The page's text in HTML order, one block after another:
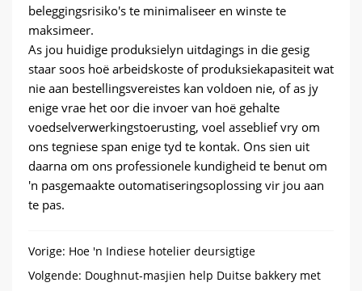
beleggingsrisiko's te minimaliseer en winste te
maksimeer.
As jou huidige produksielyn uitdagings in die gesig
staar soos hoë arbeidskoste of produksiekapasiteit wat
nie aan bestellingsvereistes kan voldoen nie, of as jy
enige vrae het oor die invoer van hoë gehalte
voedselverwerkingstoerusting, voel asseblief vry om
ons tegniese span enige tyd te kontak. Ons sien uit
daarna om ons professionele kundigheid te benut om
'n pasgemaakte outomatiseringsoplossing vir jou aan
te pas.
Vorige: Hoe 'n Indiese hotelier deursigtige
ysblokmasjiene vir 'n kommersiële ambags-
Volgende: Doughnut-masjien help Duitse bakkery met